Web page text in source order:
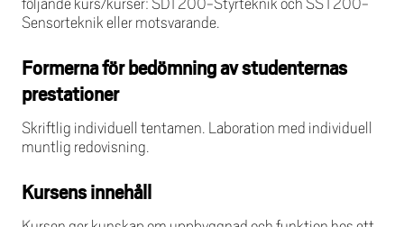
följande kurs/kurser: SDT200-Styrteknik och SST200-
Sensorteknik eller motsvarande.
Formerna för bedömning av studenternas
prestationer
Skriftlig individuell tentamen. Laboration med individuell
muntlig redovisning.
Kursens innehåll